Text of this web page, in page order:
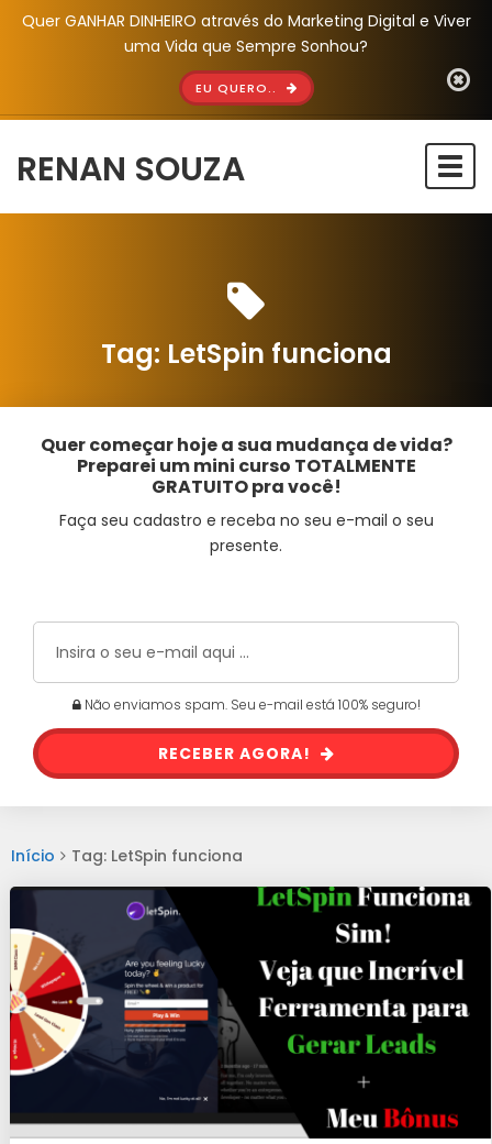
Quer GANHAR DINHEIRO através do Marketing Digital e Viver
uma Vida que Sempre Sonhou?
EU QUERO..
RENAN SOUZA
Tag: LetSpin funciona
Quer começar hoje a sua mudança de vida?
Preparei um mini curso TOTALMENTE
GRATUITO pra você!
Faça seu cadastro e receba no seu e-mail o seu
presente.
Não enviamos spam. Seu e-mail está 100% seguro!
RECEBER AGORA!
Início Tag: LetSpin funciona